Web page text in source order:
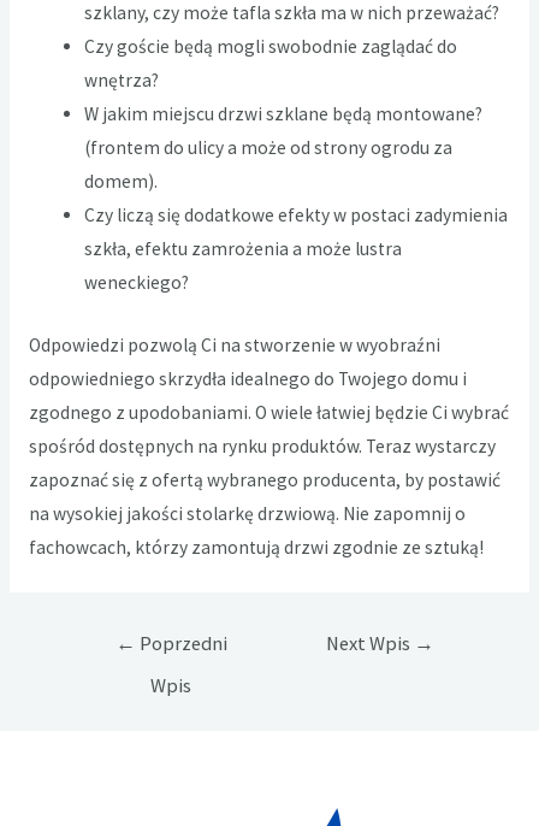
szklany, czy może tafla szkła ma w nich przeważać?
Czy goście będą mogli swobodnie zaglądać do
wnętrza?
W jakim miejscu drzwi szklane będą montowane?
(frontem do ulicy a może od strony ogrodu za
domem).
Czy liczą się dodatkowe efekty w postaci zadymienia
szkła, efektu zamrożenia a może lustra
weneckiego?
Odpowiedzi pozwolą Ci na stworzenie w wyobraźni
odpowiedniego skrzydła idealnego do Twojego domu i
zgodnego z upodobaniami. O wiele łatwiej będzie Ci wybrać
spośród dostępnych na rynku produktów. Teraz wystarczy
zapoznać się z ofertą wybranego producenta, by postawić
na wysokiej jakości stolarkę drzwiową. Nie zapomnij o
fachowcach, którzy zamontują drzwi zgodnie ze sztuką!
Nawigacja
← Poprzedni
Wpis
Next Wpis →